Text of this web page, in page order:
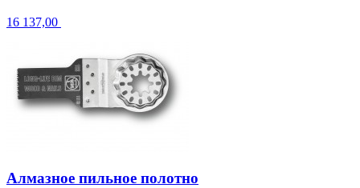
16 137,00
Алмазное пильное полотно